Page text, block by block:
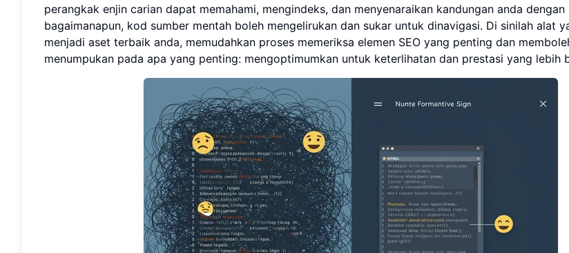
perangkak enjin carian dapat memahami, mengindeks, dan menyenaraikan kandungan anda dengan
bagaimanapun, kod sumber mentah boleh mengelirukan dan sukar untuk dinavigasi. Di sinilah alat
menjadi aset terbaik anda, memudahkan proses memeriksa elemen SEO yang penting dan
menumpukan pada apa yang penting: mengoptimumkan untuk keterlihatan dan prestasi yang lebih